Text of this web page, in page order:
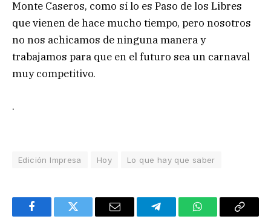
Monte Caseros, como sí lo es Paso de los Libres
que vienen de hace mucho tiempo, pero nosotros
no nos achicamos de ninguna manera y
trabajamos para que en el futuro sea un carnaval
muy competitivo.
.
Edición Impresa Hoy Lo que hay que saber
FacebookTwitter Email TelegramWhatsAppCopy